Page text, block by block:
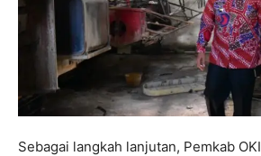
Sebagai langkah lanjutan, Pemkab